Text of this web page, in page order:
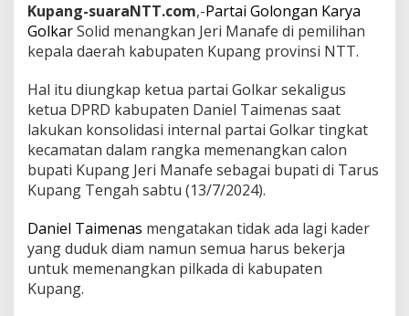
Kupang-suaraNTT.com,-Partai Golongan Karya
GolkarSolid menangkan Jeri Manafe di pemilihan
kepala daerah kabupaten Kupang provinsi NTT.
Hal itu diungkap ketua partai Golkar sekaligus
ketua DPRD kabupaten Daniel Taimenas saat
lakukan konsolidasi internal partai Golkar tingkat
kecamatan dalam rangka memenangkan calon
bupati Kupang Jeri Manafe sebagai bupati di Tarus
Kupang Tengah sabtu (13/7/2024).
Daniel Taimenas mengatakan tidak ada lagi kader
yang duduk diam namun semua harus bekerja
untuk memenangkan pilkada di kabupaten
Kupang.